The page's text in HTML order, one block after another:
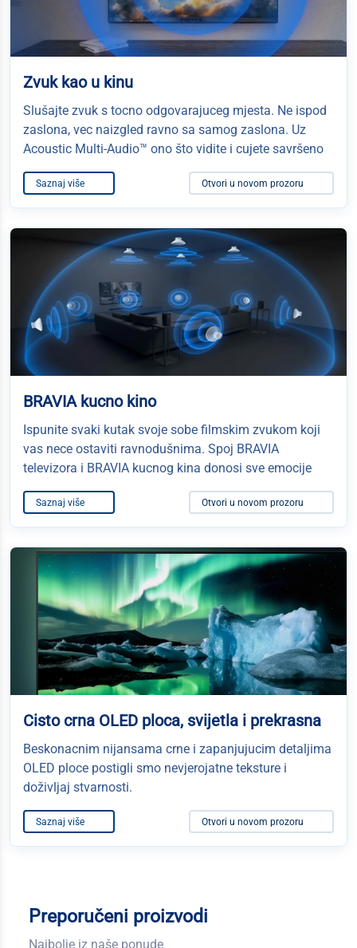
Zvuk kao u kinu
Slušajte zvuk s tocno odgovarajuceg mjesta. Ne ispod
zaslona, vec naizgled ravno sa samog zaslona. Uz
Acoustic Multi-Audio™ ono što vidite i cujete savršeno
Saznaj više Otvori u novom prozoru
BRAVIA kucno kino
Ispunite svaki kutak svoje sobe filmskim zvukom koji
vas nece ostaviti ravnodušnima. Spoj BRAVIA
televizora i BRAVIA kucnog kina donosi sve emocije
Saznaj više Otvori u novom prozoru
Cisto crna OLED ploca, svijetla i prekrasna
Beskonacnim nijansama crne i zapanjujucim detaljima
OLED ploce postigli smo nevjerojatne teksture i
doživljaj stvarnosti.
Saznaj više Otvori u novom prozoru
Preporučeni proizvodi
Najbolje iz naše ponude